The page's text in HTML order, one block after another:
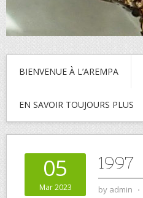
BIENVENUE À L’AREMPA
EN SAVOIR TOUJOURS PLUS
05
Mar 2023
1997
by admin ⋅